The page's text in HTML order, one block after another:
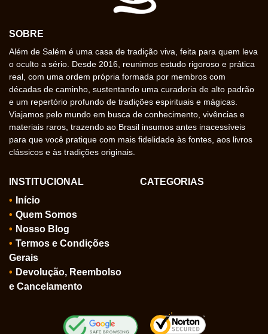
SOBRE
Além de Salém é uma casa de tradição viva, feita para quem leva
o oculto a sério. Desde 2016, reunimos estudo rigoroso e prática
real, com uma ordem própria formada por membros com
décadas de caminho, sustentando uma curadoria de alto padrão
e um repertório profundo de tradições espirituais e mágicas.
Viajamos pelo mundo em busca de conhecimento, vivências e
materiais raros, trazendo ao Brasil insumos antes inacessíveis
para que você pratique com mais fidelidade às fontes, aos livros
clássicos e às tradições originais.
INSTITUCIONAL
Início
Quem Somos
Nosso Blog
Termos e Condições
Gerais
Devolução, Reembolso
e Cancelamento
CATEGORIAS